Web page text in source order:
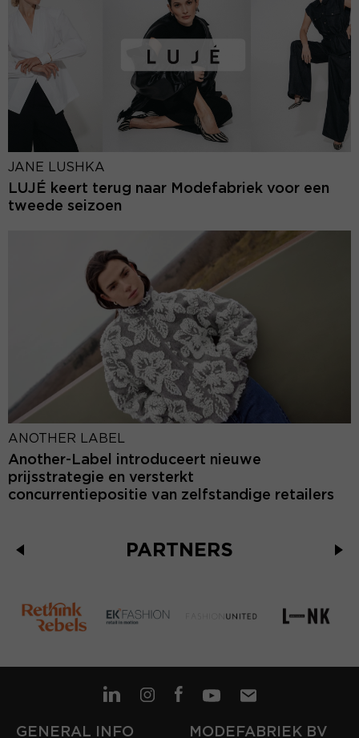
JANE LUSHKA
LUJÉ keert terug naar Modefabriek voor een
tweede seizoen
ANOTHER LABEL
Another-Label introduceert nieuwe
prijsstrategie en versterkt
concurrentiepositie van zelfstandige retailers
PARTNERS
GENERAL INFO MODEFABRIEK BV